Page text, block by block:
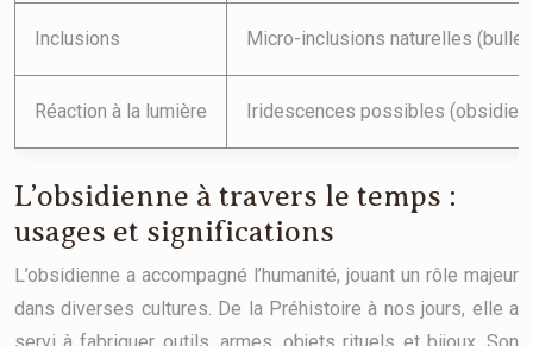
Inclusions Micro-inclusions naturelles
Réaction à la lumière Iridescences possibles
L’obsidienne à travers le temps :
usages et significations
L’obsidienne a accompagné l’humanité, jouant un rôle majeur
dans diverses cultures. De la Préhistoire à nos jours, elle a